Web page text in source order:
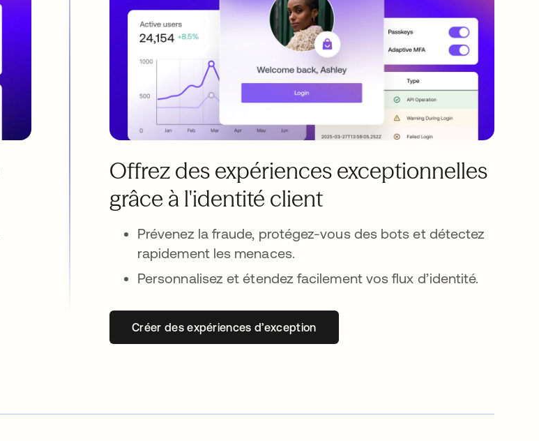
Offrez des expériences exceptionnelles
grâce à l'identité client
Prévenez la fraude, protégez-vous des bots et détectez
rapidement les menaces.
Personnalisez et étendez facilement vos flux d’identité.
Créer des expériences d’exception